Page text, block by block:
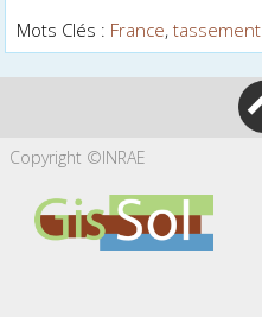
Mots Clés : France,tassement
Copyright ©INRAE